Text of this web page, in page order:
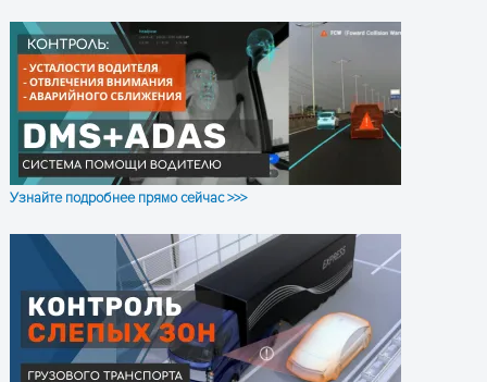
Узнайте подробнее прямо сейчас >>>
Bluetooth
5.4 LE
Настройка и
отладка
Micro-USB
Питание
Напряжение
питания
Защита питания
От высоковольтных
импульсов (HV protection)
Резервный
аккумулятор
Li-Po 850 мАч